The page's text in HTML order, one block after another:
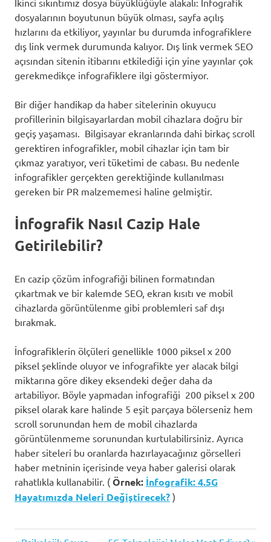
dosyalarının boyutunun büyük olması, sayfa açılış
hızlarını da etkiliyor, yayınlar bu durumda infografiklere
dış link vermek durumunda kalıyor. Dış link vermek SEO
açısından sitenin itibarını etkilediği için yine yayınlar çok
gerekmedikçe infografiklere ilgi göstermiyor.
Bir diğer handikap da haber sitelerinin okuyucu
profillerinin bilgisayarlardan mobil cihazlara doğru bir
geçiş yaşaması. Bilgisayar ekranlarında dahi birkaç scroll
gerektiren infografikler, mobil cihazlar için tam bir
çıkmaz yaratıyor, veri tüketimi de cabası. Bu nedenle
infografikler gerçekten gerektiğinde kullanılması
gereken bir PR malzememesi haline gelmiştir.
İnfografik Nasıl Cazip Hale
Getirilebilir?
En cazip çözüm infografiği bilinen formatından
çıkartmak ve bir kalemde SEO, ekran kısıtı ve mobil
cihazlarda görüntülenme gibi problemleri saf dışı
bırakmak.
İnfografiklerin ölçüleri genellikle 1000 piksel x 200
piksel şeklinde oluyor ve infografikte yer alacak bilgi
miktarına göre dikey eksendeki değer daha da
artabiliyor. Böyle yapmadan infografiği 200 piksel x 200
piksel olarak kare halinde 5 eşit parçaya bölerseniz hem
scroll sorunundan hem de mobil cihazlarda
görüntülenmeme sorunundan kurtulabilirsiniz. Ayrıca
haber siteleri bu oranlarda hazırlayacağınız görselleri
haber metninin içerisinde veya haber galerisi olarak
rahatlıkla kullanabilir. ( Örnek: İnfografik: 4.5G
Hayatımızda Neleri Değiştirecek? )